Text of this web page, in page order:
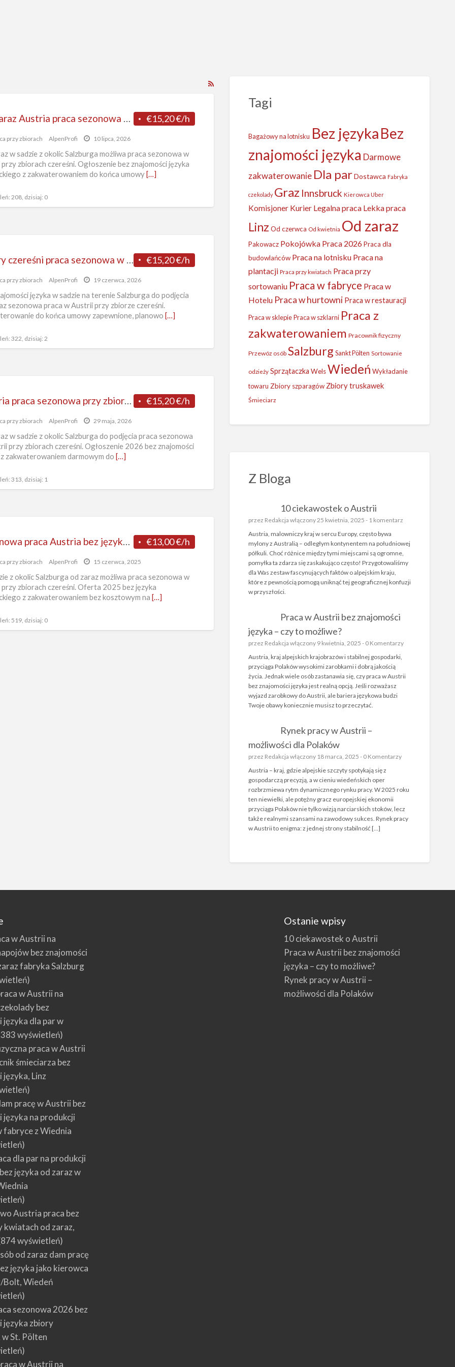
Kanał
ogłoszenia
€15,20 €/h
Od zaraz Austria praca sezonowa bez języka przy zbiorach czereśni w Salzburgu 2026
przy zbiorach AlpenProfi 10 lipca, 2026
w sadzie z okolic Salzburga możliwa praca sezonowa w
zbiorach czereśni. Ogłoszenie bez znajomości języka
z zakwaterowaniem do końca umowy […]
208, dzisiaj: 0
€15,20 €/h
Zbiory czereśni praca sezonowa w Austrii od zaraz bez języka, Salzburg 2026
przy zbiorach AlpenProfi 19 czerwca, 2026
języka w sadzie na terenie Salzburga do podjęcia
sezonowa praca w Austrii przy zbiorze czereśni.
do końca umowy zapewnione, planowo […]
322, dzisiaj: 2
€15,20 €/h
Austria praca sezonowa przy zbiorach czereśni bez znajomości języka od zaraz, Salzburg 2026
przy zbiorach AlpenProfi 29 maja, 2026
w sadzie z okolic Salzburga do podjęcia praca sezonowa
przy zbiorach czereśni. Ogłoszenie 2026 bez znajomości
zakwaterowaniem darmowym do […]
313, dzisiaj: 1
€13,00 €/h
Sezonowa praca Austria bez języka zbiory czereśni od zaraz w Salzburgu 2025
przy zbiorach AlpenProfi 15 czerwca, 2025
z okolic Salzburga od zaraz możliwa praca sezonowa w
zbiorach czereśni. Oferta 2025 bez języka
z zakwaterowaniem bez kosztowym na […]
519, dzisiaj: 0
Tagi
Bagażowy na lotnisku Bez językaBez
znajomości języka Darmowe
zakwaterowanie Dla par Dostawca Fabryka
czekolady Graz Innsbruck Kierowca Uber
Komisjoner Kurier Legalna praca Lekka praca
Linz Od czerwca Od kwietnia Od zaraz
Pakowacz Pokojówka Praca 2026 Praca dla
budowlańców Praca na lotnisku Praca na
plantacji Praca przy kwiatach Praca przy
sortowaniu Praca w fabryce Praca w
Hotelu Praca w hurtowni Praca w restauracji
Praca w sklepie Praca w szklarni Praca z
zakwaterowaniem Pracownik fizyczny
Przewóz osób Salzburg Sankt Pölten Sortowanie
odzieży Sprzątaczka Wels Wiedeń Wykładanie
towaru Zbiory szparagów Zbiory truskawek
Śmieciarz
Z Bloga
10 ciekawostek o Austrii
przez Redakcja włączony 25 kwietnia, 2025 - 1 komentarz
Austria, malowniczy kraj w sercu Europy, często bywa
mylony z Australią – odległym kontynentem na południowej
półkuli. Choć różnice między tymi miejscami są ogromne,
pomyłka ta zdarza się zaskakująco często! Przygotowaliśmy
dla Was zestaw fascynujących faktów o alpejskim kraju,
które z pewnością pomogą uniknąć tej geograficznej konfuzji
w przyszłości.
Praca w Austrii bez znajomości
języka – czy to możliwe?
przez Redakcja włączony 9 kwietnia, 2025 - 0 Komentarzy
Austria, kraj alpejskich krajobrazów i stabilnej gospodarki,
przyciąga Polaków wysokimi zarobkami i dobrą jakością
życia. Jednak wiele osób zastanawia się, czy praca w Austrii
bez znajomości języka jest realną opcją. Jeśli rozważasz
wyjazd zarobkowy do Austrii, ale bariera językowa budzi
Twoje obawy koniecznie musisz to przeczytać.
Rynek pracy w Austrii –
możliwości dla Polaków
przez Redakcja włączony 18 marca, 2025 - 0 Komentarzy
Austria – kraj, gdzie alpejskie szczyty spotykają się z
gospodarczą precyzją, a w cieniu wiedeńskich oper
rozbrzmiewa rytm dynamicznego rynku pracy. W 2025 roku
ten niewielki, ale potężny gracz europejskiej ekonomii
przyciąga Polaków nie tylko wizją narciarskich stoków, lecz
także realnymi szansami na zawodowy sukces. Rynek pracy
w Austrii to enigma: z jednej strony stabilność […]
w Austrii na
bez znajomości
fabryka Salzburg
w Austrii na
bez
języka dla par w
wyświetleń)
praca w Austrii
śmieciarza bez
języka, Linz
pracę w Austrii bez
języka na produkcji
fabryce z Wiednia
dla par na produkcji
języka od zaraz w
Austria praca bez
kwiatach od zaraz,
wyświetleń)
od zaraz dam pracę
języka jako kierowca
Bolt, Wiedeń
sezonowa 2026 bez
języka zbiory
St. Pölten
w Austrii na
Ostanie wpisy
10 ciekawostek o Austrii
Praca w Austrii bez znajomości
języka – czy to możliwe?
Rynek pracy w Austrii –
możliwości dla Polaków